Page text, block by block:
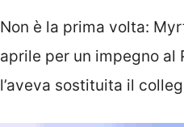
Non è la prima volta:
aprile per un impegno al
l’aveva sostituita il